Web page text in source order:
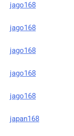
jago168
jago168
jago168
jago168
jago168
japan168